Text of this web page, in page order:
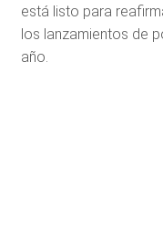
está listo para
los lanzamientos de
año.